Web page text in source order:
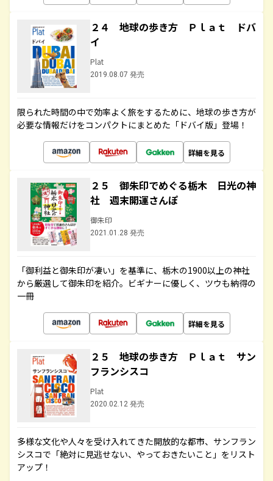
２４ 地球の歩き方 Ｐｌａｔ ドバ
イ
Plat
2019.08.07 発売
限られた時間の中で効率よく旅をするために、地球の歩き方が
必要な情報だけをコンパクトにまとめた「ドバイ版」登場！
詳細を見る
２５ 御朱印でめぐる栃木 日光の神
社 週末開運さんぽ
御朱印
2021.01.28 発売
「御利益と御朱印が凄い」を基準に、栃木の1900以上の神社
から厳選して御朱印を紹介。ビギナーに優しく、ツウも納得の
一冊
詳細を見る
２５ 地球の歩き方 Ｐｌａｔ サン
フランシスコ
Plat
2020.02.12 発売
多様な文化や人々を受け入れてきた開放的な都市、サンフラン
シスコで「絶対に見逃せない、やっておきたいこと」をリスト
アップ！